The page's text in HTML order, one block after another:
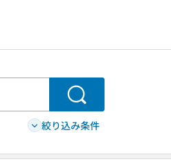
検索
絞り込み条件